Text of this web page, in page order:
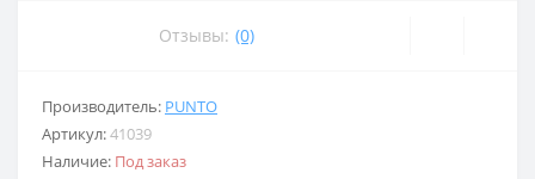
Отзывы: (0)
Производитель: PUNTO
Артикул:41039
Наличие: Под заказ